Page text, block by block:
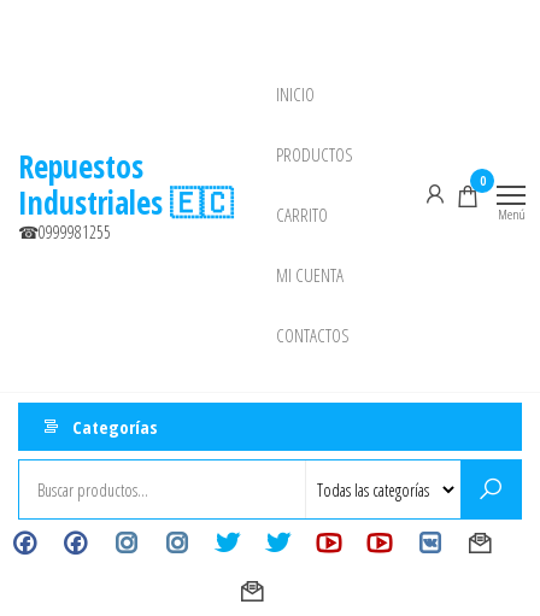
Repuestos
Industriales 🇪🇨
☎0999981255
INICIO
PRODUCTOS
CARRITO
MI CUENTA
CONTACTOS
0
Menú
Categorías